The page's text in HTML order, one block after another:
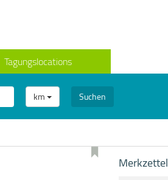
Tagungslocations
km Suchen
Merkzettel